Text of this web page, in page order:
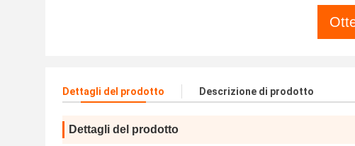
Dettagli del prodotto Descrizione di prodotto
Dettagli del prodotto